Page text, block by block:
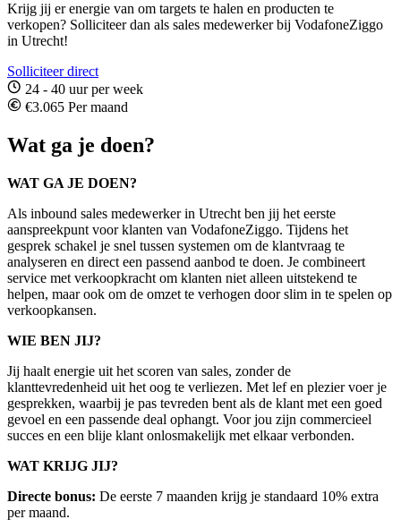
Krijg jij er energie van om targets te halen en producten te
verkopen? Solliciteer dan als sales medewerker bij VodafoneZiggo
in Utrecht!
Solliciteer direct
24 - 40 uur per week
€3.065 Per maand
Wat ga je doen?
WAT GA JE DOEN?
Als inbound sales medewerker in Utrecht ben jij het eerste
aanspreekpunt voor klanten van VodafoneZiggo. Tijdens het
gesprek schakel je snel tussen systemen om de klantvraag te
analyseren en direct een passend aanbod te doen. Je combineert
service met verkoopkracht om klanten niet alleen uitstekend te
helpen, maar ook om de omzet te verhogen door slim in te spelen op
verkoopkansen.
WIE BEN JIJ?
Jij haalt energie uit het scoren van sales, zonder de
klanttevredenheid uit het oog te verliezen. Met lef en plezier voer je
gesprekken, waarbij je pas tevreden bent als de klant met een goed
gevoel en een passende deal ophangt. Voor jou zijn commercieel
succes en een blije klant onlosmakelijk met elkaar verbonden.
WAT KRIJG JIJ?
Directe bonus: De eerste 7 maanden krijg je standaard 10% extra
per maand.